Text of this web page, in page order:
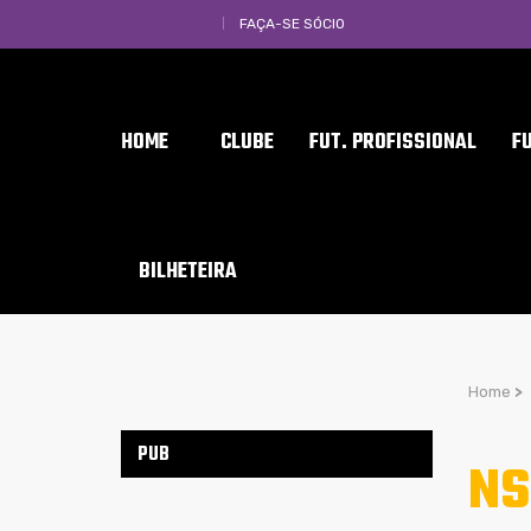
FAÇA-SE SÓCIO
HOME CLUBE FUT. PROFISSIONAL
BILHETEIRA
Home >
PUB